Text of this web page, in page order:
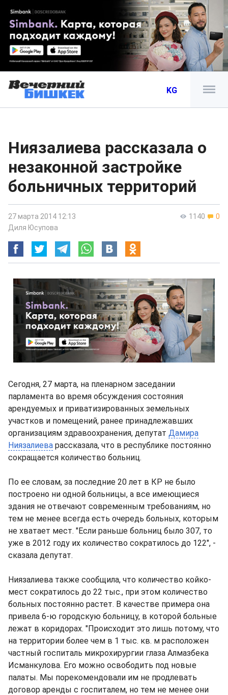
KG
Ниязалиева рассказала о
незаконной застройке
больничных территорий
1140 0
27 марта 2014 12:13
Диля Юсупова
Сегодня, 27 марта, на пленарном заседании
парламента во время обсуждения состояния
арендуемых и приватизированных земельных
участков и помещений, ранее принадлежавших
организациям здравоохранения, депутат Дамира
Ниязалиева рассказала, что в республике постоянно
сокращается количество больниц.
По ее словам, за последние 20 лет в КР не было
построено ни одной больницы, а все имеющиеся
здания не отвечают современным требованиям, но
тем не менее всегда есть очередь больных, которым
не хватает мест. "Если раньше больниц было 307, то
уже в 2012 году их количество сократилось до 122", -
сказала депутат.
Ниязалиева также сообщила, что количество койко-
мест сократилось до 22 тыс., при этом количество
больных постоянно растет. В качестве примера она
привела 6-ю городскую больницу, в которой больные
лежат в коридорах. "Происходит это лишь потому, что
на территории более чем в 1 тыс. кв. м расположен
частный госпиталь микрохирургии глаза Алмазбека
Исманкулова. Его можно освободить под новые
палаты. Мы порекомендовали им не продлевать
договор аренды с госпиталем, но тем не менее они